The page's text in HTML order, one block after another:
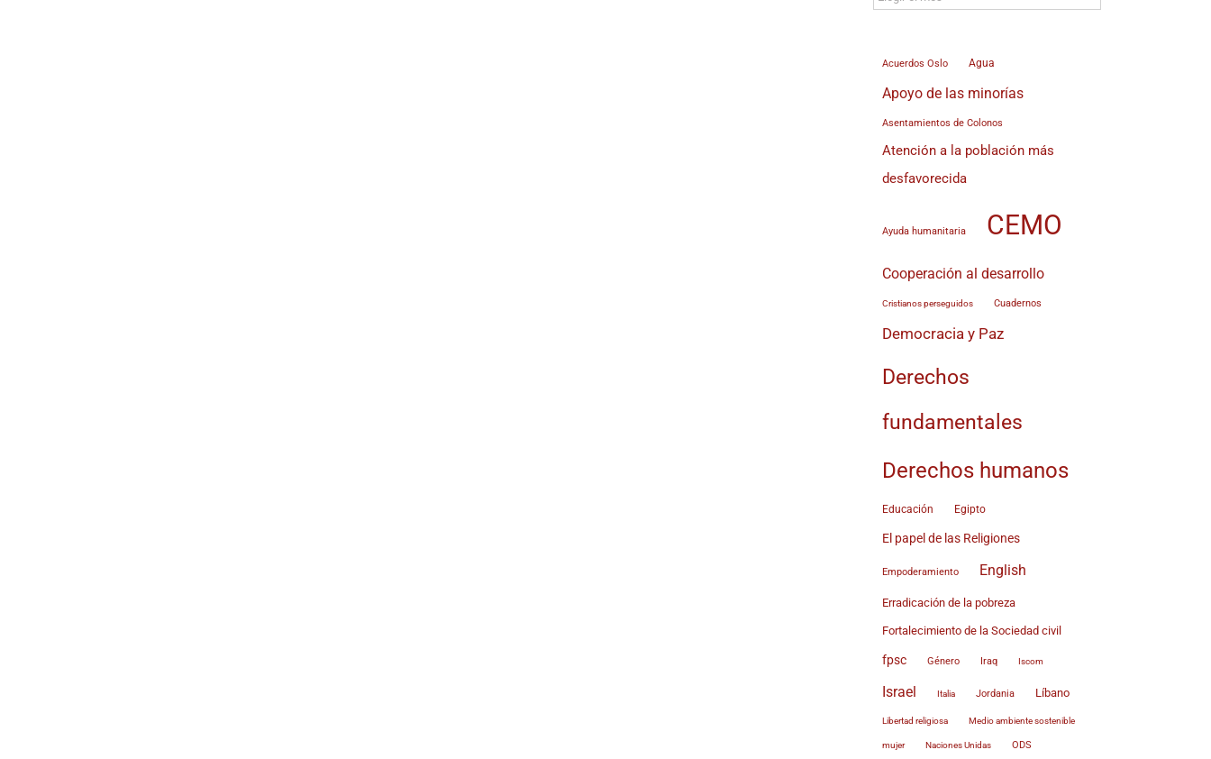
de
Acuerdos Oslo Agua
Apoyo de las minorías
Asentamientos de Colonos
Atención a la población más
desfavorecida
Ayuda humanitaria CEMO
Cooperación al desarrollo
Cristianos perseguidos Cuadernos
Democracia y Paz
Derechos
fundamentales
Derechos humanos
Educación Egipto
El papel de las Religiones
Empoderamiento English
Erradicación de la pobreza
Fortalecimiento de la Sociedad civil
fpsc Género Iraq Iscom
Israel Italia Jordania Líbano
Libertad religiosa Medio ambiente sostenible
mujer Naciones Unidas ODS